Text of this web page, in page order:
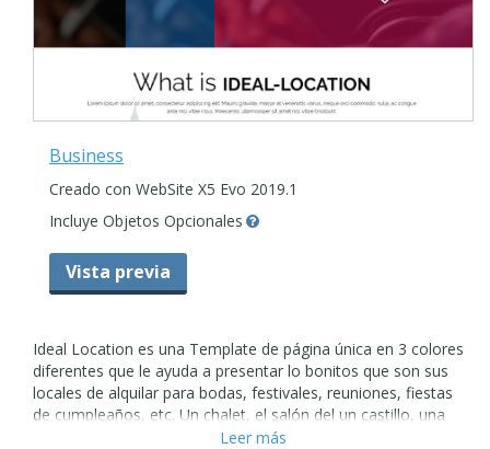
Business
Creado con WebSite X5 Evo 2019.1
Incluye Objetos Opcionales
Vista previa
Ideal Location es una Template de página única en 3 colores
diferentes que le ayuda a presentar lo bonitos que son sus
locales de alquilar para bodas, festivales, reuniones, fiestas
de cumpleaños, etc. Un chalet, el salón del un castillo, una
elegante residencia o un hermoso jardín, perfecto para
Leer más